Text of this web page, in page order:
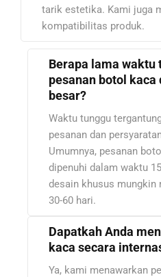
tarik estetika. Kami juga
kompatibilitas produk.
Berapa lama waktu
pesanan botol
besar?
Waktu tunggu
pesanan dan
Umumnya, pesanan
dipenuhi dalam waktu
desain khusus mungkin
30-60 hari.
Dapatkah Anda
kaca secara
Ya, kami menawarkan